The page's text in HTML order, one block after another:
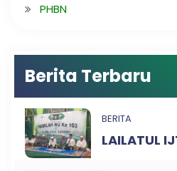
PHBN
Berita Terbaru
BERITA
LAILATUL